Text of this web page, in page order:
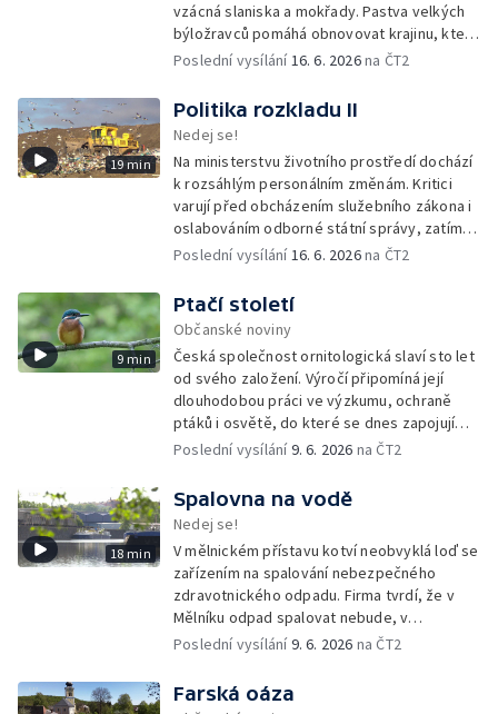
vzácná slaniska a mokřady. Pastva velkých
býložravců pomáhá obnovovat krajinu, která
po desetiletí zarůstala, a zároveň znovu
Poslední vysílání16. 6. 2026na ČT2
19 min
Politika rozkladu II
Nedej se!
Na ministerstvu životního prostředí dochází
k rozsáhlým personálním změnám. Kritici
varují před obcházením služebního zákona i
oslabováním odborné státní správy, zatímco
úředníkům přibývá práce na projektech,
ochranou přírody.
Poslední vysílání16. 6. 2026na ČT2
9 min
Ptačí století
Občanské noviny
Česká společnost ornitologická slaví sto let
od svého založení. Výročí připomíná její
dlouhodobou práci ve výzkumu, ochraně
ptáků i osvětě, do které se dnes zapojují
tisíce členů a dobrovolníků po celé
Poslední vysílání9. 6. 2026 na ČT2
18 min
Spalovna na vodě
Nedej se!
V mělnickém přístavu kotví neobvyklá loď se
zařízením na spalování nebezpečného
zdravotnického odpadu. Firma tvrdí, že v
Mělníku odpad spalovat nebude, v
dokumentech k posuzování vlivů na životní
Poslední vysílání9. 6. 2026 na ČT2
Farská oáza